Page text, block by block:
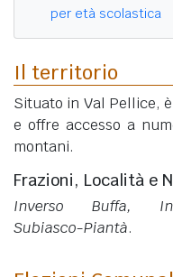
per età scolastica
Il territorio
Situato in Val Pellice,
e offre accesso a
montani.
Frazioni, Località e
Inverso Buffa,
Subiasco-Piantà.